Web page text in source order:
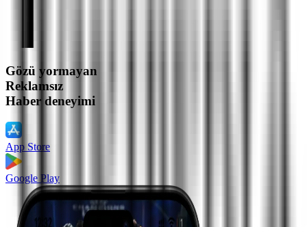
Gözü yormayan
Reklamsız
Haber deneyimi
App Store
Google Play